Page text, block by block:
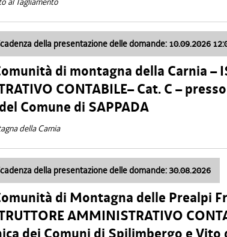
della presentazione delle domande: 10.09.2026
di montagna della Carnia –
CONTABILE– Cat. C –
Comune di SAPPADA
della Carnia
della presentazione delle domande: 30.08.2026
di Montagna delle Prealpi
AMMINISTRATIVO